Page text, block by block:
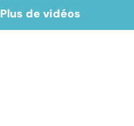
Plus de vidéos